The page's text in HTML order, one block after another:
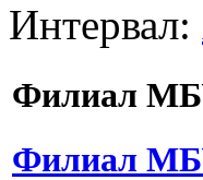
Интервал:
Филиал
Филиал